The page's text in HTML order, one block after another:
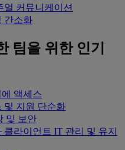
얼 커뮤니케이션
간소화
팀을 위한 인기
액세스
및 지원 단순화
및 보안
클라이언트 IT 관리 및 유지